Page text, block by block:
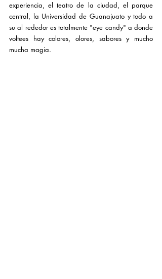
experiencia, el teatro de la ciudad, el parque
central, la Universidad de Guanajuato y todo a
su al rededor es totalmente "eye candy" a donde
voltees hay colores, olores, sabores y mucho
mucha magia.